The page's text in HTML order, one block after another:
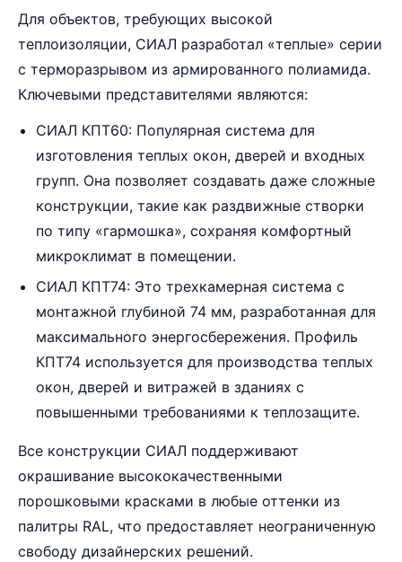
Для объектов, требующих высокой
теплоизоляции, СИАЛ разработал «теплые» серии
с терморазрывом из армированного полиамида.
Ключевыми представителями являются:
СИАЛ КПТ60: Популярная система для
изготовления теплых окон, дверей и входных
групп. Она позволяет создавать даже сложные
конструкции, такие как раздвижные створки
по типу «гармошка», сохраняя комфортный
микроклимат в помещении.
СИАЛ КПТ74: Это трехкамерная система с
монтажной глубиной 74 мм, разработанная для
максимального энергосбережения. Профиль
КПТ74 используется для производства теплых
окон, дверей и витражей в зданиях с
повышенными требованиями к теплозащите.
Все конструкции СИАЛ поддерживают
окрашивание высококачественными
порошковыми красками в любые оттенки из
палитры RAL, что предоставляет неограниченную
свободу дизайнерских решений.